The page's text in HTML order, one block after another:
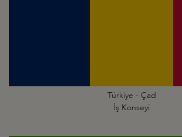
Türkiye - Çad
İş Konseyi